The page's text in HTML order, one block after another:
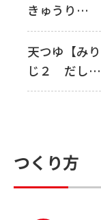
きゅうり…
天つゆ【み
じ２ だし…
つくり方